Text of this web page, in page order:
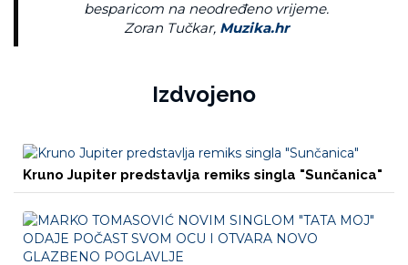
besparicom na neodređeno vrijeme.
Zoran Tučkar, Muzika.hr
Izdvojeno
Kruno Jupiter predstavlja remiks singla "Sunčanica"